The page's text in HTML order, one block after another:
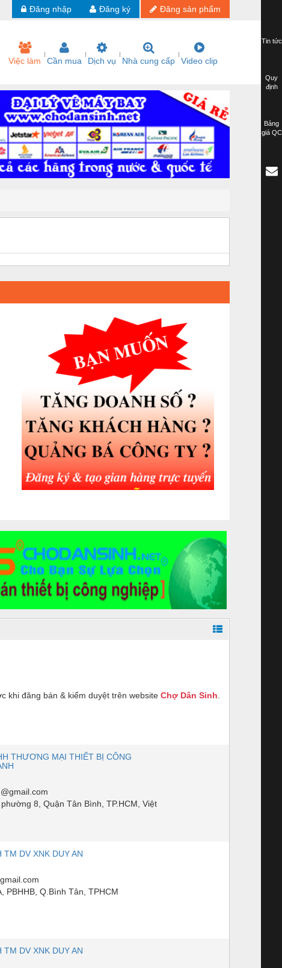
Đăng sản phẩm
Đăng ký
Đăng nhập
Việc làm Cần mua Dịch vụ Nhà cung cấp Video clip
khi đăng bán & kiểm duyệt trên website Chợ Dân Sinh
THƯƠNG MẠI THIẾT BỊ CÔNG
8, Quận Tân Bình, TP.HCM, Việt
TM DV XNK DUY AN
PBHHB, Q.Bình Tân, TPHCM
TM DV XNK DUY AN
Tin tức
Quy
định
Bảng
giá QC